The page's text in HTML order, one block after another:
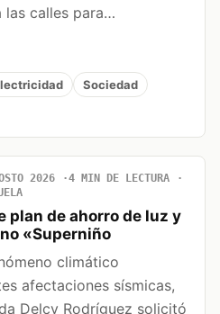
las calles para…
Sociedad
2026
4 MIN DE LECTURA
plan de ahorro de luz y
«Superniño
climático
afectaciones sísmicas,
Delcy Rodríguez solicitó